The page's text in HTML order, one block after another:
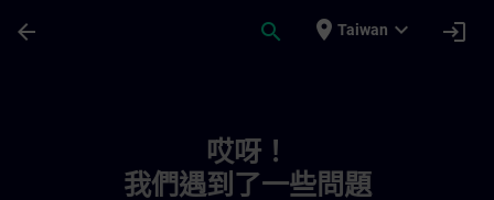
arrow_back search place Taiwan expand_more login
哎呀！
我們遇到了一些問題